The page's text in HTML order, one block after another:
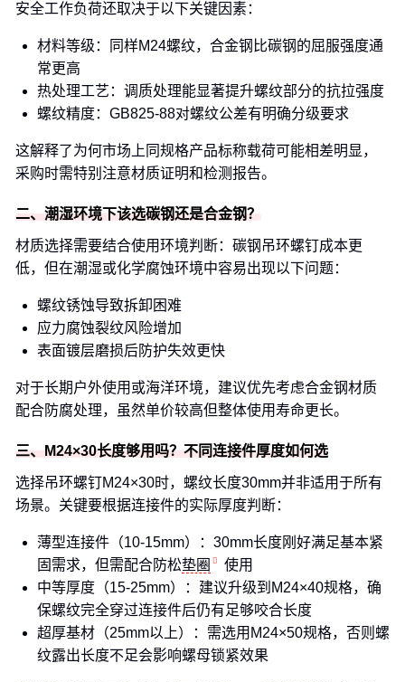
安全工作负荷还取决于以下关键因素：
材料等级：同样M24螺纹，合金钢比碳钢的屈服强度通
常更高
热处理工艺：调质处理能显著提升螺纹部分的抗拉强度
螺纹精度：GB825-88对螺纹公差有明确分级要求
这解释了为何市场上同规格产品标称载荷可能相差明显，
采购时需特别注意材质证明和检测报告。
二、潮湿环境下该选碳钢还是合金钢？
材质选择需要结合使用环境判断：碳钢吊环螺钉成本更
低，但在潮湿或化学腐蚀环境中容易出现以下问题：
螺纹锈蚀导致拆卸困难
应力腐蚀裂纹风险增加
表面镀层磨损后防护失效更快
对于长期户外使用或海洋环境，建议优先考虑合金钢材质
配合防腐处理，虽然单价较高但整体使用寿命更长。
三、M24×30长度够用吗？不同连接件厚度如何选
选择吊环螺钉M24×30时，螺纹长度30mm并非适用于所有
场景。关键要根据连接件的实际厚度判断：
薄型连接件（10-15mm）：30mm长度刚好满足基本紧
固需求，但需配合防松垫圈
使用
中等厚度（15-25mm）：建议升级到M24×40规格，确
保螺纹完全穿过连接件后仍有足够咬合长度
超厚基材（25mm以上）：需选用M24×50规格，否则螺
纹露出长度不足会影响螺母锁紧效果